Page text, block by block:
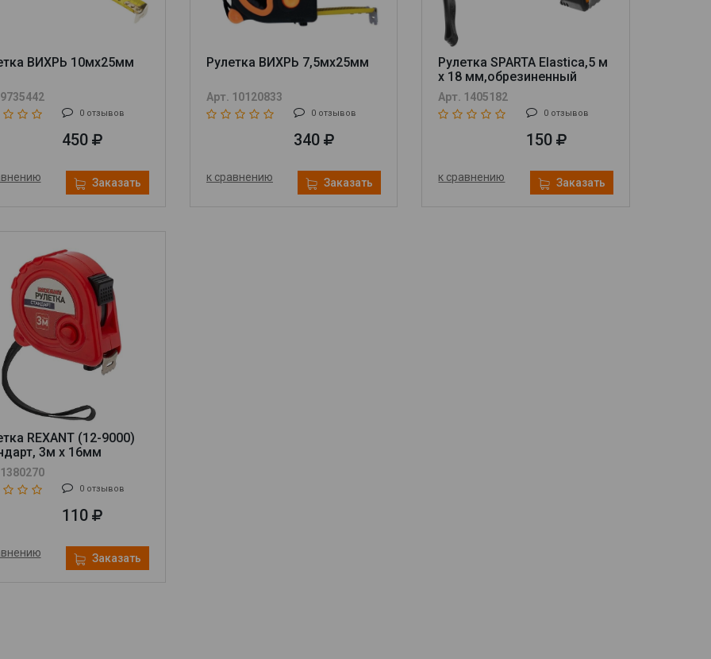
ВИХРЬ 10мх25мм
0 отзывов
450
Заказать
Рулетка ВИХРЬ 7,5мх25мм
Арт. 10120833
0 отзывов
340
к сравнению Заказать
Рулетка SPARTA Elastica,5 м
х 18 мм,обрезиненный
корпус
Арт. 1405182
0 отзывов
150
к сравнению Заказать
REXANT (12-9000)
3м х 16мм
0 отзывов
110
Заказать